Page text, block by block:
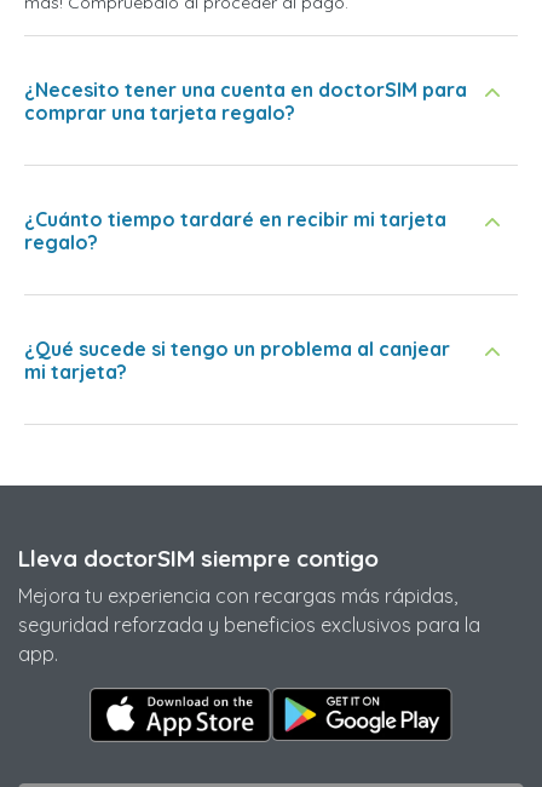
¿Necesito tener una cuenta en doctorSIM para
comprar una tarjeta regalo?
¿Cuánto tiempo tardaré en recibir mi tarjeta
regalo?
¿Qué sucede si tengo un problema al canjear
mi tarjeta?
Lleva doctorSIM siempre contigo
Mejora tu experiencia con recargas más rápidas,
seguridad reforzada y beneficios exclusivos para la
app.